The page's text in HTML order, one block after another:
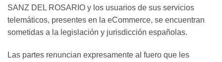
SANZ DEL ROSARIO y los usuarios de sus servicios
telemáticos, presentes en la eCommerce, se encuentran
sometidas a la legislación y jurisdicción españolas.
Las partes renuncian expresamente al fuero que les